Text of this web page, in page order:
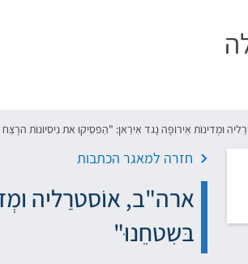
ומְדינוֹת אֵירוֹפָּה נֶגד אִירַאן: "הַפסִיקוּ את נִיסיוֹנוֹת
חזרה למאגר הכתבות
ארה"ב, אוֹסטרַליה
בּשִטחֵנוּ"